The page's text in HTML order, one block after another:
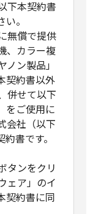
下本契約書
。
無償で提供
、カラー複
ン製品」
契約書以外
併せて以下
をご使用に
会社（以下
書です。
タンをクリ
ェア」のイ
契約書に同